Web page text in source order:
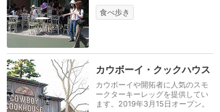
食べ歩き
カウボーイ・クックハウス
カウボーイや開拓者に人気のスモ
ークターキーレッグを提供してい
ます。2019年3月15日オープン。